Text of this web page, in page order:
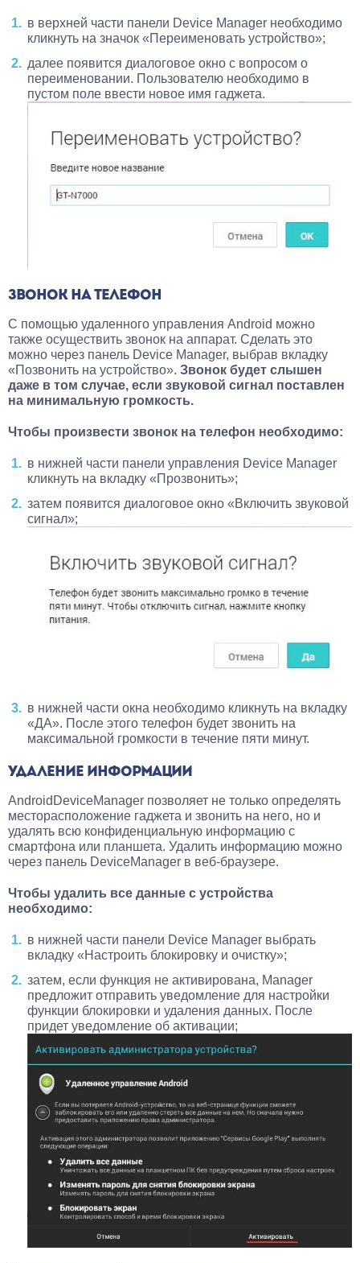
в верхней части панели Device Manager необходимо
кликнуть на значок «Переименовать устройство»;
далее появится диалоговое окно с вопросом о
переименовании. Пользователю необходимо в
пустом поле ввести новое имя гаджета.
ЗВОНОК НА ТЕЛЕФОН
С помощью удаленного управления Android можно
также осуществить звонок на аппарат. Сделать это
можно через панель Device Manager, выбрав вкладку
«Позвонить на устройство». Звонок будет слышен
даже в том случае, если звуковой сигнал поставлен
на минимальную громкость.
Чтобы произвести звонок на телефон необходимо:
в нижней части панели управления Device Manager
кликнуть на вкладку «Прозвонить»;
затем появится диалоговое окно «Включить звуковой
сигнал»;
в нижней части окна необходимо кликнуть на вкладку
«ДА». После этого телефон будет звонить на
максимальной громкости в течение пяти минут.
УДАЛЕНИЕ ИНФОРМАЦИИ
AndroidDeviceManager позволяет не только определять
месторасположение гаджета и звонить на него, но и
удалять всю конфиденциальную информацию с
смартфона или планшета. Удалить информацию можно
через панель DeviceManager в веб-браузере.
Чтобы удалить все данные с устройства
необходимо:
в нижней части панели Device Manager выбрать
вкладку «Настроить блокировку и очистку»;
затем, если функция не активирована, Manager
предложит отправить уведомление для настройки
функции блокировки и удаления данных. После
придет уведомление об активации;